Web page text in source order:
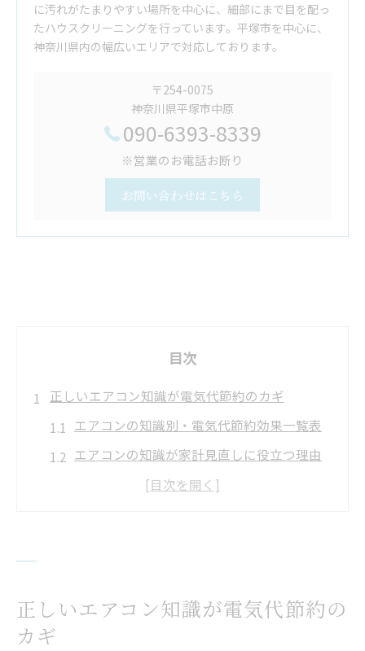
に汚れがたまりやすい場所を中心に、細部にまで目を配っ
たハウスクリーニングを行っています。平塚市を中心に、
神奈川県内の幅広いエリアで対応しております。
〒254-0075
神奈川県平塚市中原
090-6393-8339
※営業のお電話お断り
お問い合わせはこちら
目次
正しいエアコン知識が電気代節約のカギ
エアコンの知識別・電気代節約効果一覧表
エアコンの知識が家計見直しに役立つ理由
節約成功の第一歩はエアコンの知識から
電気代削減に役立つエアコン活用術
正しいエアコン知識が電気代節約の
カギ